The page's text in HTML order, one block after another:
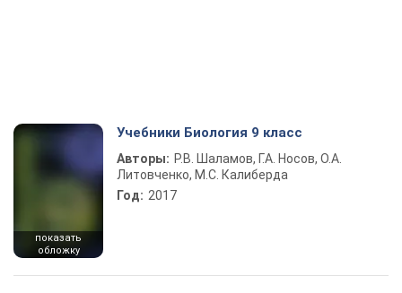
показать
обложку
Учебники Биология 9 класс
Авторы: Р.В. Шаламов, Г.А. Носов, О.А.
Литовченко, М.С. Калиберда
Год: 2017